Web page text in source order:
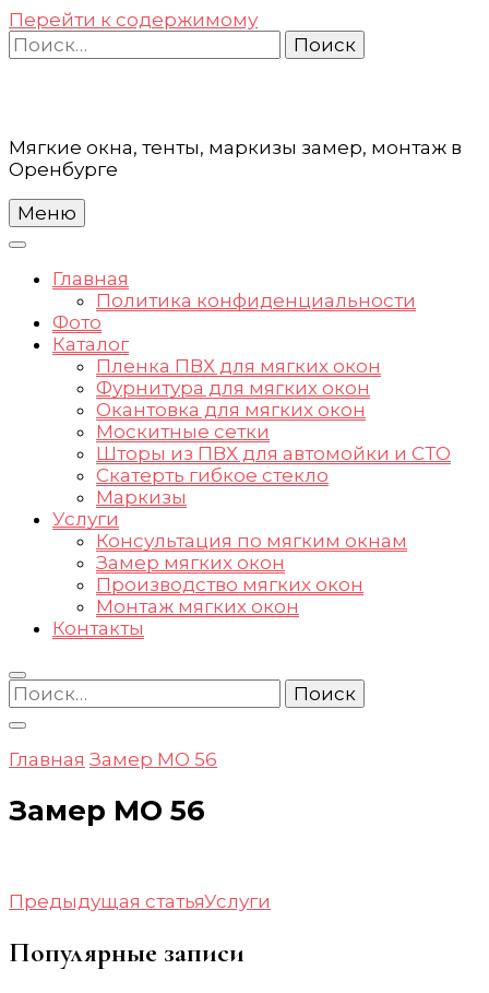
Перейти к содержимому
Найти:
Мягкие окна, тенты, маркизы замер, монтаж в
Оренбурге
Меню
Главная
Политика конфиденциальности
Фото
Каталог
Пленка ПВХ для мягких окон
Фурнитура для мягких окон
Окантовка для мягких окон
Москитные сетки
Шторы из ПВХ для автомойки и СТО
Скатерть гибкое стекло
Маркизы
Услуги
Консультация по мягким окнам
Замер мягких окон
Производство мягких окон
Монтаж мягких окон
Контакты
Найти:
Главная Замер МО 56
Замер МО 56
Навигация
по
записям
Предыдущая статьяУслуги
Популярные записи